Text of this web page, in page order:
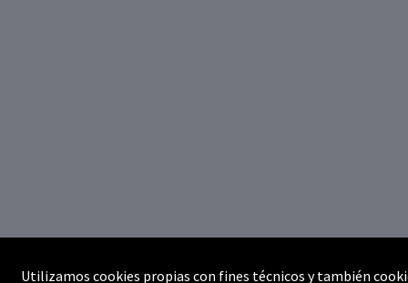
Utilizamos cookies propias con fines técnicos y también